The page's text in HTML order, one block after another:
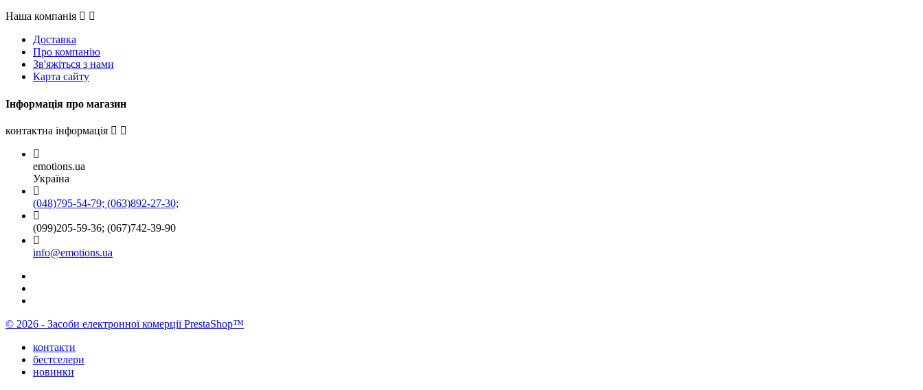
Наша компанія
Доставка
Про компанію
Зв'яжіться з нами
Карта сайту
Інформація про магазин
контактна інформація
emotions.ua
Україна
(048)795-54-79; (063)892-27-30;
(099)205-59-36; (067)742-39-90
info@emotions.ua
© 2026 - Засоби електронної комерції PrestaShop™
контакти
бестселери
новинки